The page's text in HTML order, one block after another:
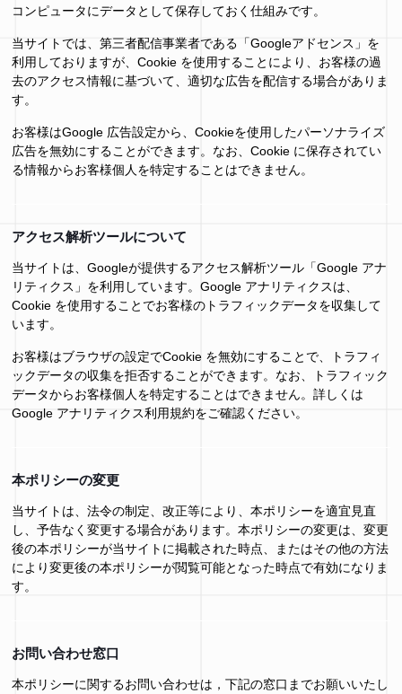
コンピュータにデータとして保存しておく仕組みです。
当サイトでは、第三者配信事業者である「Googleアドセンス」を
利用しておりますが、Cookie を使用することにより、お客様の過
去のアクセス情報に基づいて、適切な広告を配信する場合がありま
す。
お客様はGoogle 広告設定から、Cookieを使用したパーソナライズ
広告を無効にすることができます。なお、Cookie に保存されてい
る情報からお客様個人を特定することはできません。
アクセス解析ツールについて
当サイトは、Googleが提供するアクセス解析ツール「Google アナ
リティクス」を利用しています。Google アナリティクスは、
Cookie を使用することでお客様のトラフィックデータを収集して
います。
お客様はブラウザの設定でCookie を無効にすることで、トラフィ
ックデータの収集を拒否することができます。なお、トラフィック
データからお客様個人を特定することはできません。詳しくは
Google アナリティクス利用規約をご確認ください。
本ポリシーの変更
当サイトは、法令の制定、改正等により、本ポリシーを適宜見直
し、予告なく変更する場合があります。本ポリシーの変更は、変更
後の本ポリシーが当サイトに掲載された時点、またはその他の方法
により変更後の本ポリシーが閲覧可能となった時点で有効になりま
す。
お問い合わせ窓口
本ポリシーに関するお問い合わせは，下記の窓口までお願いいたし